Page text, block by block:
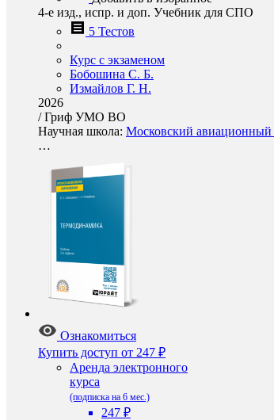
4-е изд., испр. и доп. Учебник для СПО
5 Тестов
Курс с экзаменом
Бобошина С. Б.
Измайлов Г. Н.
2026
/Гриф УМО ВО
Научная школа: Московский авиационный
…
Ознакомиться
Купить доступ от 247 ₽
Аренда электронного
курса
(подписка на 6 мес.)
247 ₽